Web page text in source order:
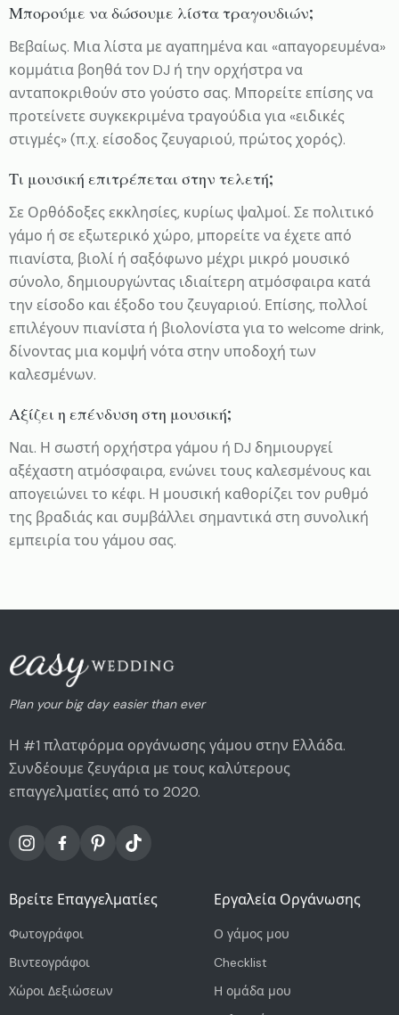
Μπορούμε να δώσουμε λίστα τραγουδιών;
Βεβαίως. Μια λίστα με αγαπημένα και «απαγορευμένα»
κομμάτια βοηθά τον DJ ή την ορχήστρα να
ανταποκριθούν στο γούστο σας. Μπορείτε επίσης να
προτείνετε συγκεκριμένα τραγούδια για «ειδικές
στιγμές» (π.χ. είσοδος ζευγαριού, πρώτος χορός).
Τι μουσική επιτρέπεται στην τελετή;
Σε Ορθόδοξες εκκλησίες, κυρίως ψαλμοί. Σε πολιτικό
γάμο ή σε εξωτερικό χώρο, μπορείτε να έχετε από
πιανίστα, βιολί ή σαξόφωνο μέχρι μικρό μουσικό
σύνολο, δημιουργώντας ιδιαίτερη ατμόσφαιρα κατά
την είσοδο και έξοδο του ζευγαριού. Επίσης, πολλοί
επιλέγουν πιανίστα ή βιολονίστα για το welcome drink,
δίνοντας μια κομψή νότα στην υποδοχή των
καλεσμένων.
Αξίζει η επένδυση στη μουσική;
Ναι. Η σωστή ορχήστρα γάμου ή DJ δημιουργεί
αξέχαστη ατμόσφαιρα, ενώνει τους καλεσμένους και
απογειώνει το κέφι. Η μουσική καθορίζει τον ρυθμό
της βραδιάς και συμβάλλει σημαντικά στη συνολική
εμπειρία του γάμου σας.
Plan your big day easier than ever
Η #1 πλατφόρμα οργάνωσης γάμου στην Ελλάδα.
Συνδέουμε ζευγάρια με τους καλύτερους
επαγγελματίες από το 2020.
Βρείτε Επαγγελματίες
Φωτογράφοι
Βιντεογράφοι
Χώροι Δεξιώσεων
Εργαλεία Οργάνωσης
Ο γάμος μου
Checklist
Η ομάδα μου